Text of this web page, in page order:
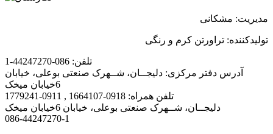
مدیریت: مشکانی
تولیدکننده: تراورتن کرم و رنگی
تلفن: 086-44247270-1
آدرس دفتر مرکزی: دلیجــان، شــهرک صنعتی بوعلی، خیابان
6خیابان میخک
تلفن همراه: 0918-1664107 , 0911-1779241
دلیجــان، شــهرک صنعتی بوعلی، خیابان 6خیابان میخک
086-44247270-1